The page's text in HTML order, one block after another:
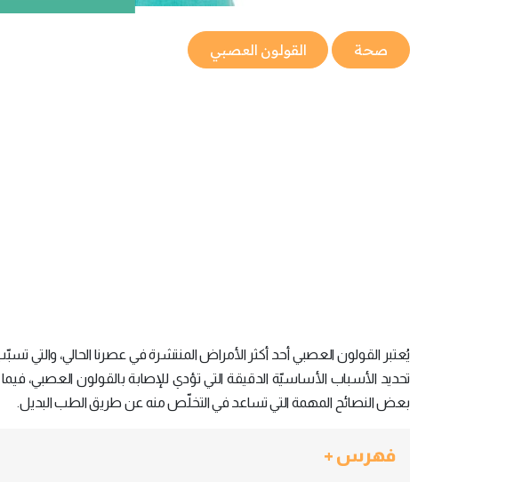
صحة القولون العصبي
يُعتبر القولون العصبي أحد أكثر الأمراض المنتشرة في عصرنا الحالي، والتي
تحديد الأسباب الأساسيّة الدقيقة التي تؤدي للإصابة بالقولون
بعض النصائح المهمة التي تساعد في التخلّص منه عن طريق الطب البديل.
فهرس +